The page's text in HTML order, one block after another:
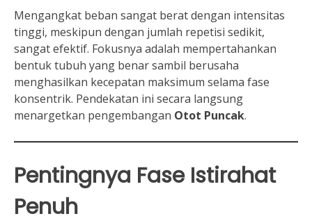
Mengangkat beban sangat berat dengan intensitas
tinggi, meskipun dengan jumlah repetisi sedikit,
sangat efektif. Fokusnya adalah mempertahankan
bentuk tubuh yang benar sambil berusaha
menghasilkan kecepatan maksimum selama fase
konsentrik. Pendekatan ini secara langsung
menargetkan pengembangan Otot Puncak.
Pentingnya Fase Istirahat
Penuh